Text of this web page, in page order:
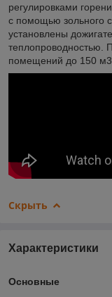
регулировками
с помощью зольного
установлены
теплопроводностью.
помещений до 150 м3.
Скрыть
Характеристики
Основные